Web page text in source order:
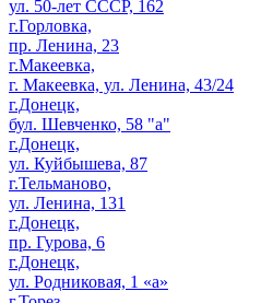
ул. 50-лет СССР, 162
г.Горловка,
пр. Ленина, 23
г.Макеевка,
г. Макеевка, ул. Ленина, 43/24
г.Донецк,
бул. Шевченко, 58 "а"
г.Донецк,
ул. Куйбышева, 87
г.Тельманово,
ул. Ленина, 131
г.Донецк,
пр. Гурова, 6
г.Донецк,
ул. Родниковая, 1 «а»